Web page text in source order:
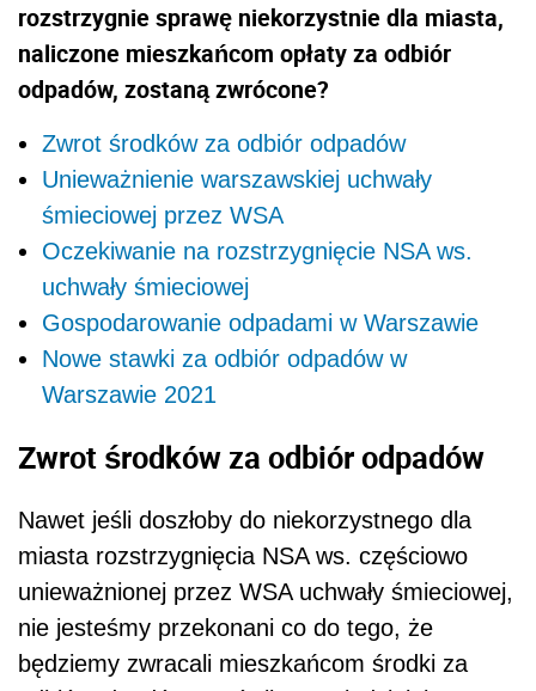
rozstrzygnie sprawę niekorzystnie dla miasta,
naliczone mieszkańcom opłaty za odbiór
odpadów, zostaną zwrócone?
Zwrot środków za odbiór odpadów
Unieważnienie warszawskiej uchwały
śmieciowej przez WSA
Oczekiwanie na rozstrzygnięcie NSA ws.
uchwały śmieciowej
Gospodarowanie odpadami w Warszawie
Nowe stawki za odbiór odpadów w
Warszawie 2021
Zwrot środków za odbiór odpadów
Nawet jeśli doszłoby do niekorzystnego dla
miasta rozstrzygnięcia NSA ws. częściowo
unieważnionej przez WSA uchwały śmieciowej,
nie jesteśmy przekonani co do tego, że
będziemy zwracali mieszkańcom środki za